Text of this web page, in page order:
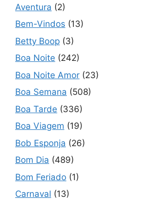
Aventura (2)
Bem-Vindos (13)
Betty Boop (3)
Boa Noite (242)
Boa Noite Amor (23)
Boa Semana (508)
Boa Tarde (336)
Boa Viagem (19)
Bob Esponja (26)
Bom Dia (489)
Bom Feriado (1)
Carnaval (13)